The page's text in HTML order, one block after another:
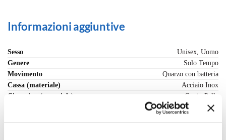
Informazioni aggiuntive
Sesso
Unisex, Uomo
Genere
Solo Tempo
Movimento
Quarzo con batteria
Cassa (materiale)
Acciaio Inox
Cinturino (materiale)
Cuoio-Pelle
19.5